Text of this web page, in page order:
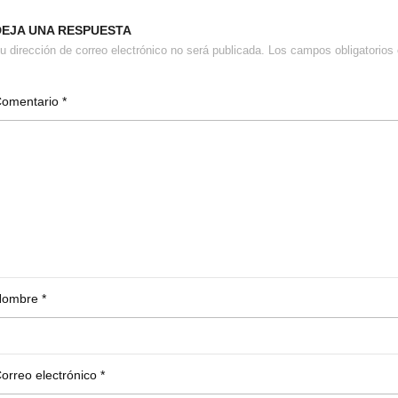
UNA RESPUESTA
dirección de correo electrónico no será publicada. Los campos
*
*
electrónico*